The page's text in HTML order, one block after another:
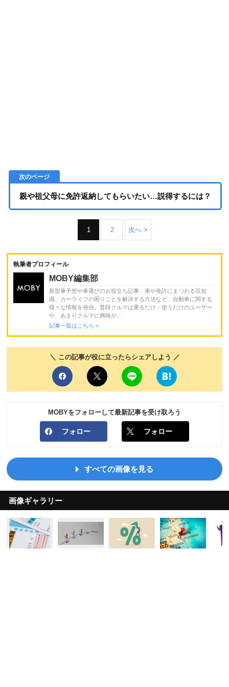
親や祖父母に免許返納してもらいたい…説得するには？
1 2 次へ >
執筆者プロフィール
MOBY編集部
新型車予想や車選びのお役立ち記事、車や免許にまつわる豆知
識、カーライフの困りごとを解決する方法など、自動車に関する
様々な情報を発信。普段クルマは乗るだけ・使うだけのユーザー
や、あまりクルマに興味が...
記事一覧はこちら >
＼ この記事が役に立ったらシェアしよう ／
MOBYをフォローして最新記事を受け取ろう
フォロー フォロー
すべての画像を見る
画像ギャラリー